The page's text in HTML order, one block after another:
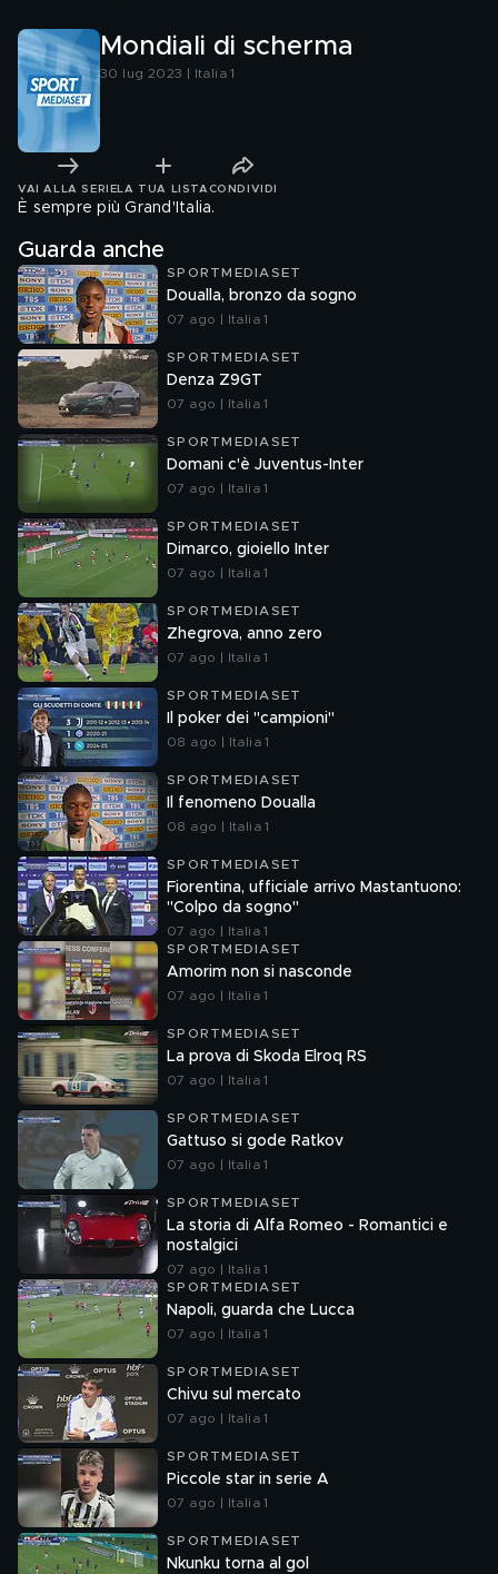
Mondiali di scherma
30 lug 2023 | Italia 1
VAI ALLA SERIE LA TUA LISTA CONDIVIDI
È sempre più Grand'Italia.
Guarda anche
SPORTMEDIASET
Doualla, bronzo da sogno
07 ago | Italia 1
SPORTMEDIASET
Denza Z9GT
07 ago | Italia 1
SPORTMEDIASET
Domani c'è Juventus-Inter
07 ago | Italia 1
SPORTMEDIASET
Dimarco, gioiello Inter
07 ago | Italia 1
SPORTMEDIASET
Zhegrova, anno zero
07 ago | Italia 1
SPORTMEDIASET
Il poker dei "campioni"
08 ago | Italia 1
SPORTMEDIASET
Il fenomeno Doualla
08 ago | Italia 1
SPORTMEDIASET
Fiorentina, ufficiale arrivo Mastantuono:
"Colpo da sogno"
07 ago | Italia 1
SPORTMEDIASET
Amorim non si nasconde
07 ago | Italia 1
SPORTMEDIASET
La prova di Skoda Elroq RS
07 ago | Italia 1
SPORTMEDIASET
Gattuso si gode Ratkov
07 ago | Italia 1
SPORTMEDIASET
La storia di Alfa Romeo - Romantici e
nostalgici
07 ago | Italia 1
SPORTMEDIASET
Napoli, guarda che Lucca
07 ago | Italia 1
SPORTMEDIASET
Chivu sul mercato
07 ago | Italia 1
SPORTMEDIASET
Piccole star in serie A
07 ago | Italia 1
SPORTMEDIASET
Nkunku torna al gol